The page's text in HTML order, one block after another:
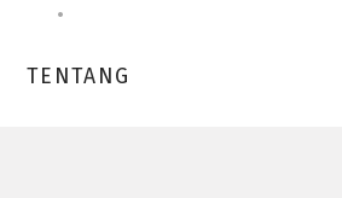
TENTANG